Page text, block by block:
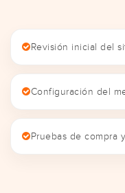
Revisión inicial del
Configuración del
Pruebas de compra